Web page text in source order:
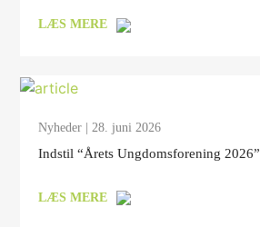
LÆS MERE
Nyheder | 28. juni 2026
Indstil “Årets Ungdomsforening 2026”
LÆS MERE